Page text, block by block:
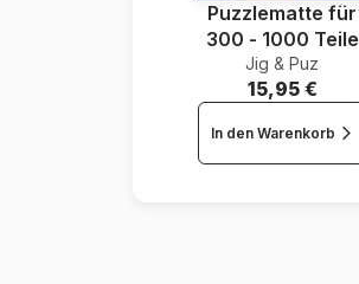
Puzzlematte für
300 - 1000 Teile
Jig & Puz
15,95 €
In den Warenkorb